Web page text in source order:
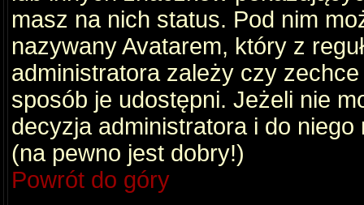
masz na nich status. Pod nim
nazywany Avatarem, który z
administratora zależy czy
sposób je udostępni. Jeżeli nie
decyzja administratora i do
(na pewno jest dobry!)
Powrót do góry